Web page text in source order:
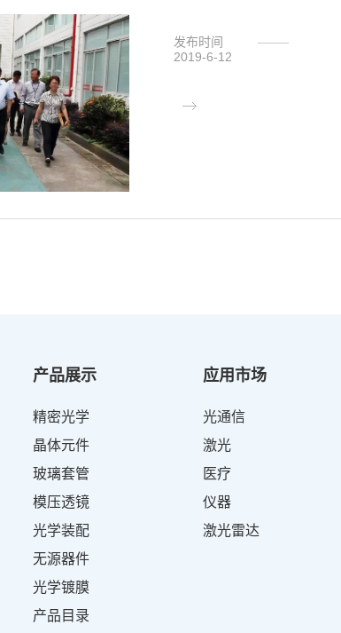
发布时间
2019-6-12
产品展示
精密光学
晶体元件
玻璃套管
模压透镜
光学装配
无源器件
光学镀膜
产品目录
应用市场
光通信
激光
医疗
仪器
激光雷达